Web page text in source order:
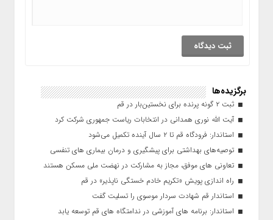
برگزیده‌ها
ثبت ۲ گونه پرنده برای نخستین‌بار در قم
آیت الله نوری همدانی در انتخابات ریاست جمهوری شرکت کرد
استاندار: فرودگاه قم تا ۲ سال آینده تکمیل می‌شود
توصیه‌های بهداشتی برای پیشگیری و درمان بیماری های تنفسی
تعاونی های موفق، مجاز به مشارکت در نهضت ملی مسکن هستند
راه اندازی پویش «تکریم خادم خستگی ناپذیر» در قم
استاندار قم شهادت سردار موسوی را تسلیت گفت
استاندار: برنامه های آموزشی در ندامتگاه های قم توسعه یابد